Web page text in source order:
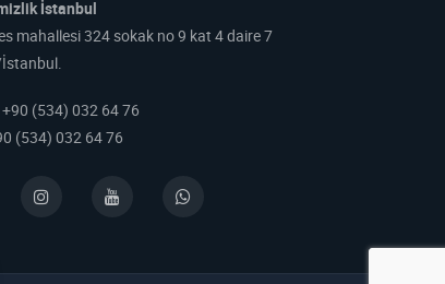
İstanbul
mahallesi 324 sokak no 9 kat 4 daire 7
+90 (534) 032 64 76
(534) 032 64 76